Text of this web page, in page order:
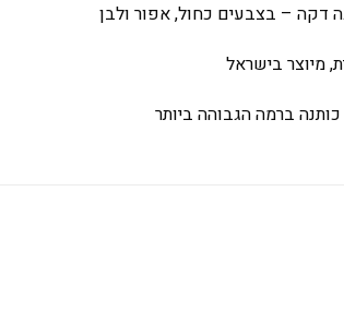
דקה – בצבעים כחול, אפור ולבן
מיוצר בישראל
כותנה ברמה הגבוהה ביותר